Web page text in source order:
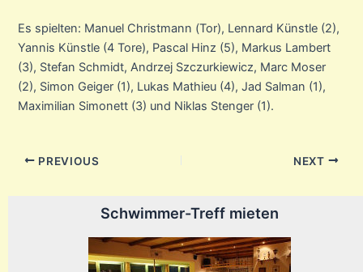
Es spielten: Manuel Christmann (Tor), Lennard Künstle (2),
Yannis Künstle (4 Tore), Pascal Hinz (5), Markus Lambert
(3), Stefan Schmidt, Andrzej Szczurkiewicz, Marc Moser
(2), Simon Geiger (1), Lukas Mathieu (4), Jad Salman (1),
Maximilian Simonett (3) und Niklas Stenger (1).
Post
PREVIOUS NEXT
Schwimmer-Treff mieten